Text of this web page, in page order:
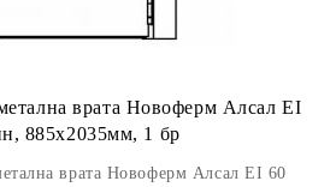
врата Новоферм Алсал EI
885x2035мм, 1 бр
врата Новоферм Алсал EI 60